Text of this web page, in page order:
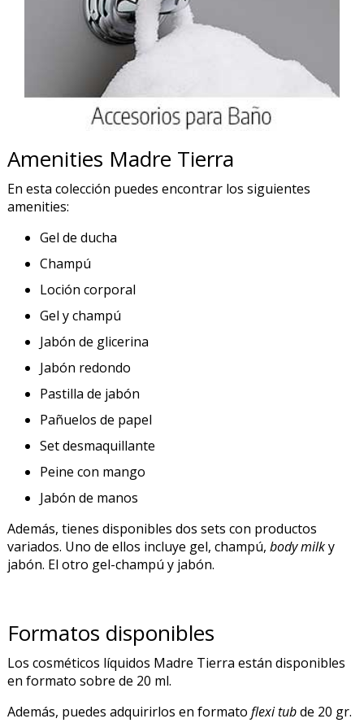
Amenities Madre Tierra
En esta colección puedes encontrar los siguientes
amenities:
Gel de ducha
Champú
Loción corporal
Gel y champú
Jabón de glicerina
Jabón redondo
Pastilla de jabón
Pañuelos de papel
Set desmaquillante
Peine con mango
Jabón de manos
Además, tienes disponibles dos sets con productos
variados. Uno de ellos incluye gel, champú, body milky
jabón. El otro gel-champú y jabón.
Formatos disponibles
Los cosméticos líquidos Madre Tierra están disponibles
en formato sobre de 20 ml.
Además, puedes adquirirlos en formato flexi tubde 20 gr.